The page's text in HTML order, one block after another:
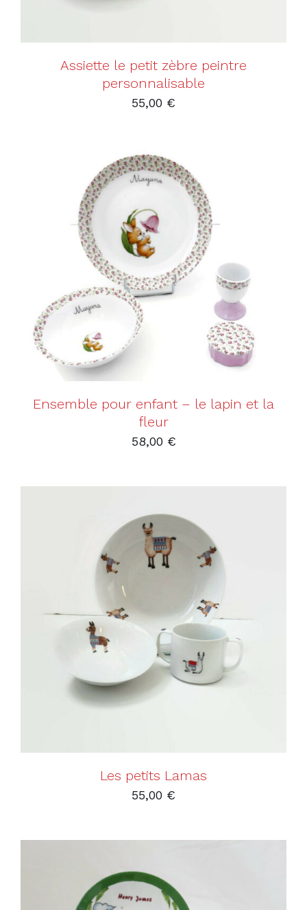
Assiette le petit zèbre peintre
personnalisable
55,00 €
AJOUTER AU PANIER / DÉTAILS
Ensemble pour enfant – le lapin et la
fleur
58,00 €
AJOUTER AU PANIER / DÉTAILS
Les petits Lamas
55,00 €